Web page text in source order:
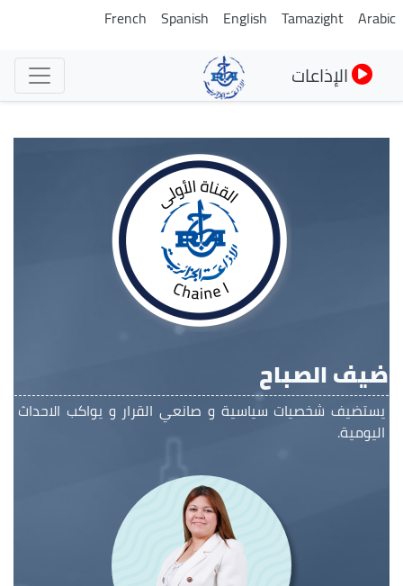
تجاوز
المحتوى
الرئيسي
Tamazight
English
Spanish
French
الإذاعات
ضيف الصباح
يستضيف شخصيات سياسية و صانعي القرار و يواكب الاحداث
اليومية.